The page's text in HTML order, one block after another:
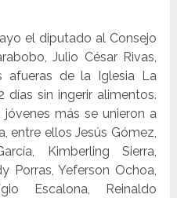
el diputado al Consejo
Julio César Rivas,
afueras de la Iglesia La
días sin ingerir alimentos.
más se unieron a
entre ellos Jesús Gómez,
Kimberling Sierra,
Porras, Yeferson Ochoa,
Escalona, Reinaldo